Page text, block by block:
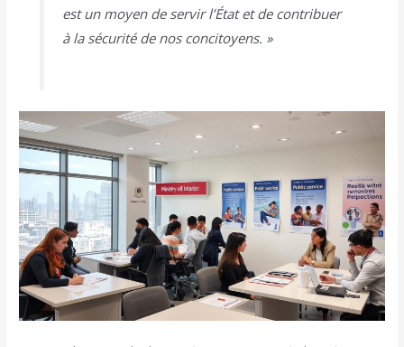
est un moyen de servir l’État et de contribuer
à la sécurité de nos concitoyens. »